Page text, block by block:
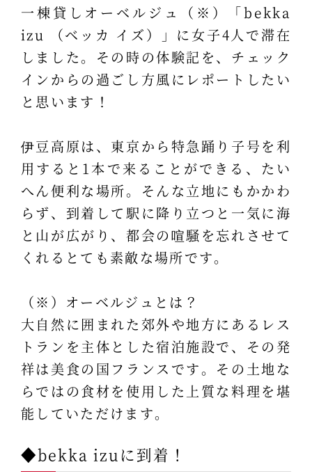
一棟貸しオーベルジュ（※）「bekka
izu （ベッカ イズ）」に女子4人で滞在
しました。その時の体験記を、チェック
インからの過ごし方風にレポートしたい
と思います！
伊豆高原は、東京から特急踊り子号を利
用すると1本で来ることができる、たい
へん便利な場所。そんな立地にもかかわ
らず、到着して駅に降り立つと一気に海
と山が広がり、都会の喧騒を忘れさせて
くれるとても素敵な場所です。
（※）オーベルジュとは？
大自然に囲まれた郊外や地方にあるレス
トランを主体とした宿泊施設で、その発
祥は美食の国フランスです。その土地な
らではの食材を使用した上質な料理を堪
能していただけます。
◆bekka izuに到着！